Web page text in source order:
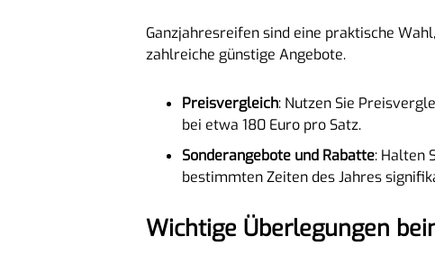
Ganzjahresreifen sind eine praktische
zahlreiche günstige Angebote.
Preisvergleich: Nutzen Sie
bei etwa 180 Euro pro Satz.
Sonderangebote und Rabatte: Halten
bestimmten Zeiten des Jahres
Wichtige Überlegungen